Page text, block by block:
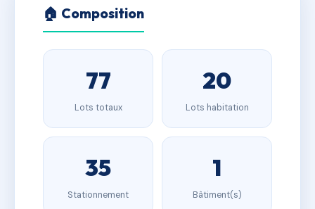
🏠 Composition
77
Lots totaux
20
Lots habitation
35
Stationnement
1
Bâtiment(s)